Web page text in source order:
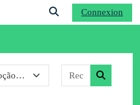
Activer/désactiver la
Connexion
Rechercher